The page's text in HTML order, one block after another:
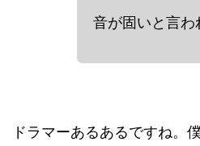
音が固いと言わ
ドラマーあるあるですね。